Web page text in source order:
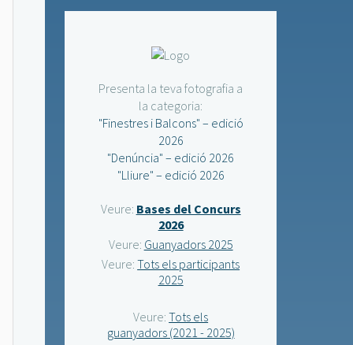
Presenta la teva fotografia a
la categoria:
"Finestres i Balcons" – edició
2026
"Denúncia" – edició 2026
"Lliure" – edició 2026
Veure: Bases del Concurs
2026
Veure: Guanyadors 2025
Veure:Tots els participants
2025
Veure:Tots els
guanyadors (2021 - 2025)